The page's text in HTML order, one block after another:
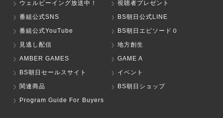
ウェルビーイング放送中！
視聴者プレゼント
番組公式SNS
BS朝日公式LINE
番組公式YouTube
BS朝日エピソード０
見逃し配信
地方創生
AMBER GAMES
GAME A
BS朝日セールスサイト
イベント
関連商品
BS朝日ショップ
Program Guide For Buyers